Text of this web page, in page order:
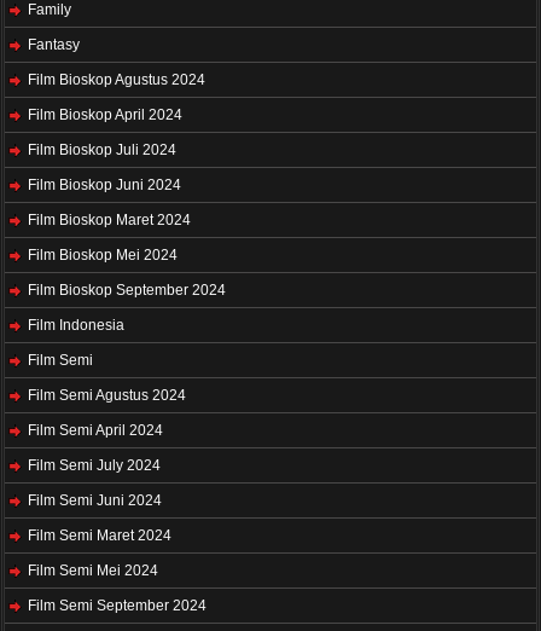
Family
Fantasy
Film Bioskop Agustus 2024
Film Bioskop April 2024
Film Bioskop Juli 2024
Film Bioskop Juni 2024
Film Bioskop Maret 2024
Film Bioskop Mei 2024
Film Bioskop September 2024
Film Indonesia
Film Semi
Film Semi Agustus 2024
Film Semi April 2024
Film Semi July 2024
Film Semi Juni 2024
Film Semi Maret 2024
Film Semi Mei 2024
Film Semi September 2024